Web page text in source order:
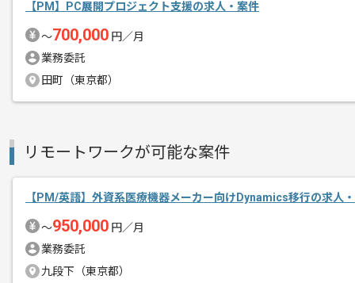
作業開始日
2025/08/28
エージェントからのコ
メント
ご経験と実績に応じて別案件のご提案
経験豊富なメンバーと成長が出来る環境
【PM】PC展開プロジェクト支援の求人・案件
〜700,000 円／月
業務委託
田町（東京都）
リモートワークが可能な案件
【PM/英語】外資系医療機器メーカー向けDynamics移行の求人
〜950,000 円／月
業務委託
九段下（東京都）